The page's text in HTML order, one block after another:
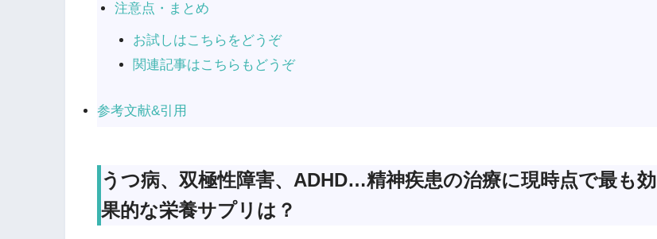
注意点・まとめ
お試しはこちらをどうぞ
関連記事はこちらもどうぞ
参考文献&引用
うつ病、双極性障害、ADHD…精神疾患の治療に現時点で最も効
果的な栄養サプリは？